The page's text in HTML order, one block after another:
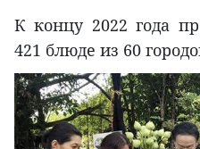
К концу 2022 года
421 блюде из 60